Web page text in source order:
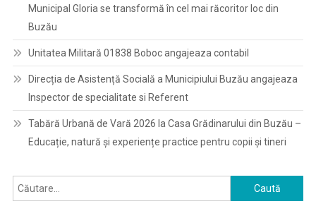
Municipal Gloria se transformă în cel mai răcoritor loc din
Buzău
Unitatea Militară 01838 Boboc angajeaza contabil
Direcția de Asistență Socială a Municipiului Buzău angajeaza
Inspector de specialitate si Referent
Tabără Urbană de Vară 2026 la Casa Grădinarului din Buzău –
Educație, natură și experiențe practice pentru copii și tineri
Caută
după: